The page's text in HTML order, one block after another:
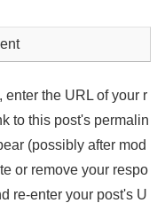
the URL of your r
to this post's permalin
(possibly after mod
or remove your respo
re-enter your post's U